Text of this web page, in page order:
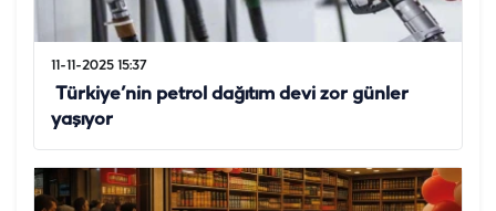
11-11-2025 15:37
‎ Türkiye’nin petrol dağıtım devi zor günler
yaşıyor